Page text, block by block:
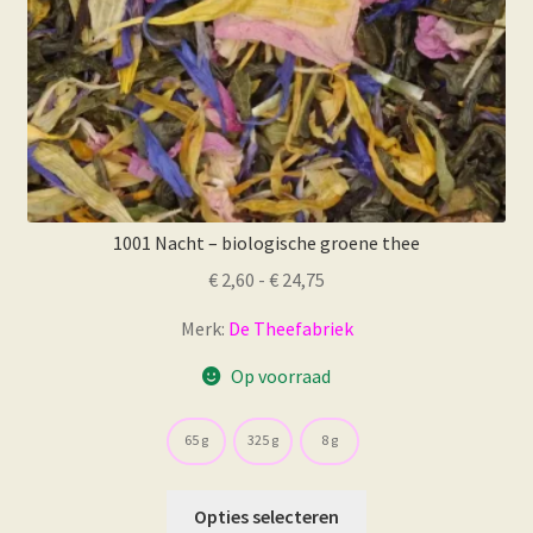
1001 Nacht – biologische groene thee
€ 2,60 - € 24,75
tot
€ 24,75
Merk: De Theefabriek
Op voorraad
65 g 325 g 8 g
Opties selecteren